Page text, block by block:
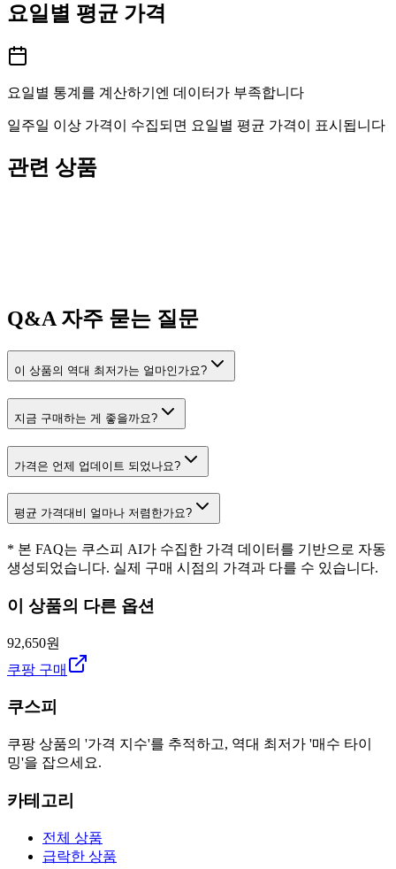
요일별 평균 가격
요일별 통계를 계산하기엔 데이터가 부족합니다
일주일 이상 가격이 수집되면 요일별 평균 가격이 표시됩니다
관련 상품
Q&A자주 묻는 질문
이 상품의 역대 최저가는 얼마인가요?
지금 구매하는 게 좋을까요?
가격은 언제 업데이트 되었나요?
평균 가격대비 얼마나 저렴한가요?
* 본 FAQ는 쿠스피 AI가 수집한 가격 데이터를 기반으로 자동
생성되었습니다. 실제 구매 시점의 가격과 다를 수 있습니다.
이 상품의 다른 옵션
92,650원
쿠팡 구매
쿠스피
쿠팡 상품의 '가격 지수'를 추적하고, 역대 최저가 '매수 타이
밍'을 잡으세요.
카테고리
전체 상품
급락한 상품